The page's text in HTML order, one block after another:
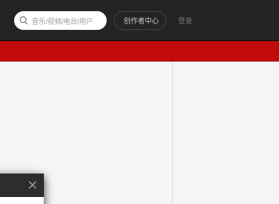
登录
创作者中心
音乐/视频/电台/用户